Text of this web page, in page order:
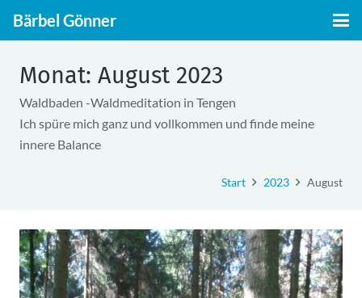
Bärbel Gönner
Monat: August 2023
Waldbaden -Waldmeditation in Tengen
Ich spüre mich ganz und vollkommen und finde meine
innere Balance
Start 2023 August